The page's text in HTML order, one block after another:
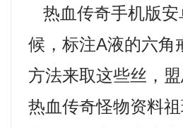
热血传奇手机版安
候，标注A液的六角
方法来取这些丝，
热血传奇怪物资料